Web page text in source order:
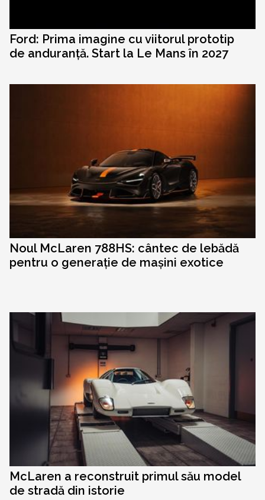
Ford: Prima imagine cu viitorul prototip
de anduranță. Start la Le Mans în 2027
Noul McLaren 788HS: cântec de lebădă
pentru o generație de mașini exotice
McLaren a reconstruit primul său model
de stradă din istorie